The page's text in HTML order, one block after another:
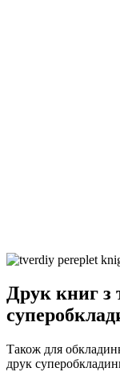
Друк книг з
Також для
друк